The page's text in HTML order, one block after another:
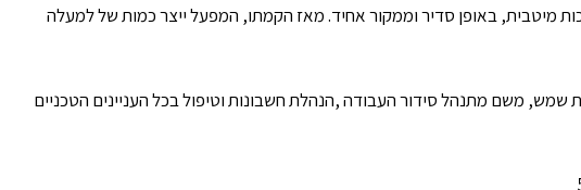
מיטבית, באופן סדיר וממקור אחיד. מאז הקמתו, המפעל ייצר כמות של למעלה
שמש, משם מתנהל סידור העבודה ,הנהלת חשבונות וטיפול בכל העניינים הטכניים